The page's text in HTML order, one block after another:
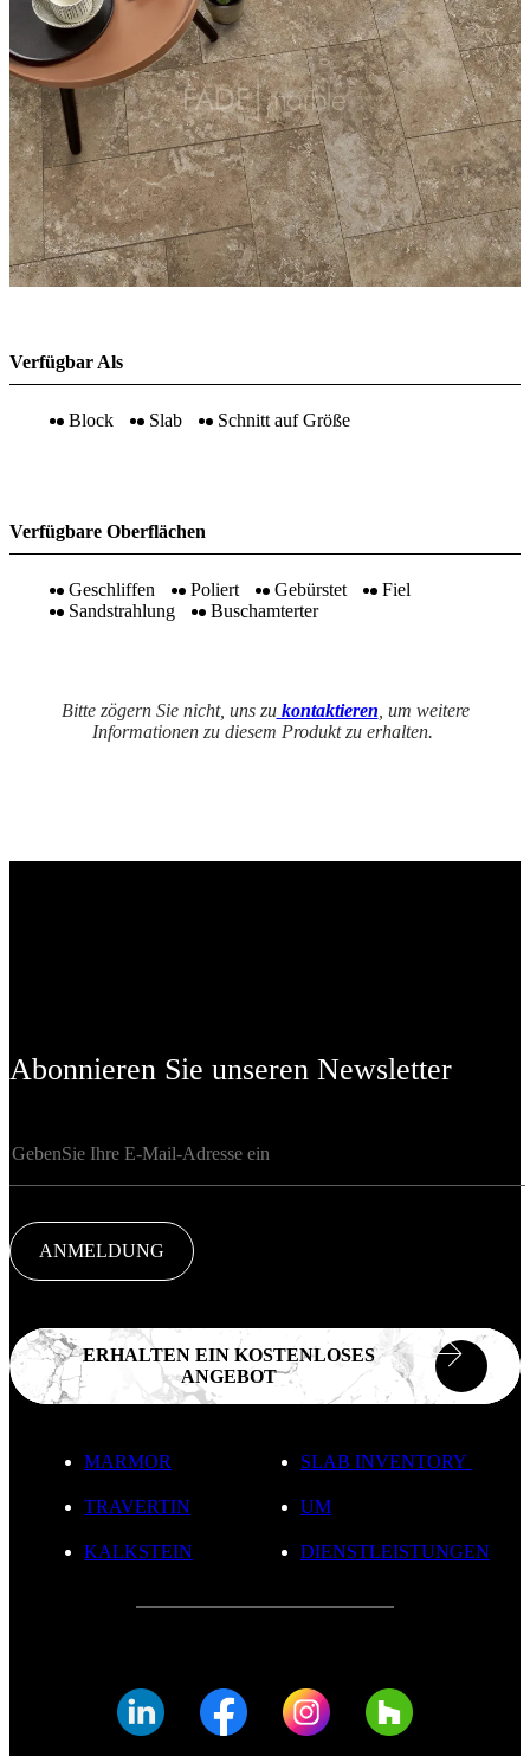
Verfügbar Als
Block Slab Schnitt auf Größe
Verfügbare Oberflächen
Geschliffen Poliert Gebürstet
Fiel
Sandstrahlung
Buschamterter
Bitte zögern Sie nicht, uns zukontaktieren, um weitere
Informationen zu diesem Produkt zu erhalten.
Abonnieren Sie unseren Newsletter
ANMELDUNG
ERHALTEN EIN KOSTENLOSES
ANGEBOT
MARMOR
TRAVERTIN
KALKSTEIN
UM
SLAB INVENTORY
DIENSTLEISTUNGEN